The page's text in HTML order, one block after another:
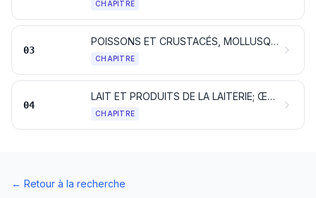
CHAPITRE
03
POISSONS ET CRUSTACÉS, MOLLUSQUES ET AUTRES INVERTÉBRÉS AQUATIQUES
CHAPITRE
04
LAIT ET PRODUITS DE LA LAITERIE; ŒUFS D'OISEAUX; MIEL NATUREL; PRODUITS COMESTIBLES D'ORIGINE ANIMALE, NON DÉNOMMÉS NI COMPRIS AILLEURS
CHAPITRE
← Retour à la recherche